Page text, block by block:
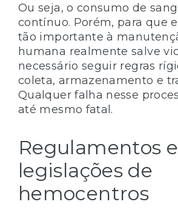
Ou seja, o consumo de
contínuo. Porém, para que
tão importante à
humana realmente salve
necessário seguir regras
coleta, armazenamento e
Qualquer falha nesse
até mesmo fatal.
Regulamentos e
legislações de
hemocentros